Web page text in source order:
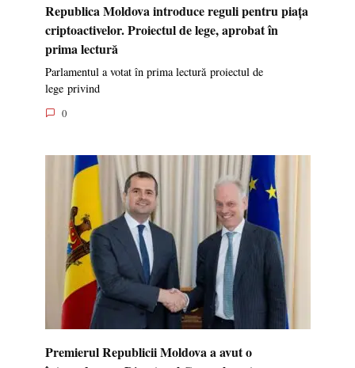
Republica Moldova introduce reguli pentru piața
criptoactivelor. Proiectul de lege, aprobat în
prima lectură
Parlamentul a votat în prima lectură proiectul de
lege privind
0
Premierul Republicii Moldova a avut o